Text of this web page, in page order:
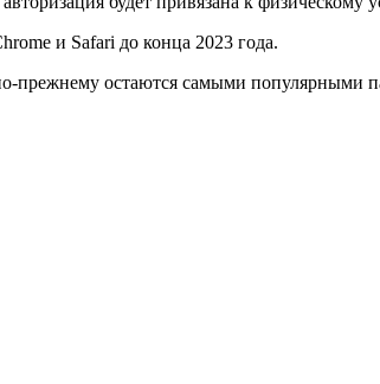
и Safari до конца 2023 года.
прежнему остаются самыми популярными